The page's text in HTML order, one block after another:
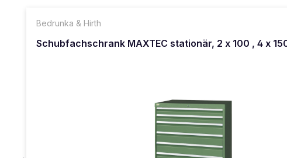
Bedrunka & Hirth
Schubfachschrank MAXTEC stationär, 2 x 100 , 4 x